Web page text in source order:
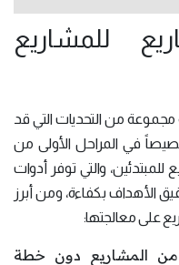
للمشاريع
من التحديات التي قد
في المراحل الأولى من
للمبتدئين، والتي توفر أدوات
الأهداف بكفاءة، ومن أبرز
على معالجتها:
من المشاريع دون خطة